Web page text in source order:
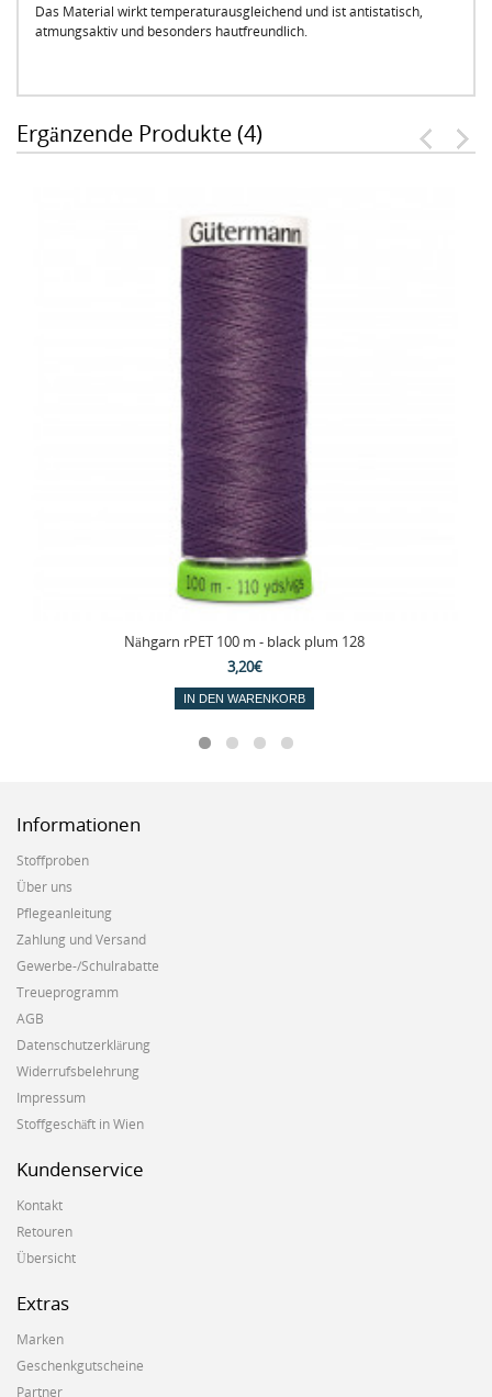
Das Material wirkt temperaturausgleichend und ist antistatisch,
atmungsaktiv und besonders hautfreundlich.
Ergänzende Produkte (4)
Nähgarn rPET 100 m - black plum 128
3,20€
IN DEN WARENKORB
Informationen
Stoffproben
Über uns
Pflegeanleitung
Zahlung und Versand
Gewerbe-/Schulrabatte
Treueprogramm
AGB
Datenschutzerklärung
Widerrufsbelehrung
Impressum
Stoffgeschäft in Wien
Kundenservice
Kontakt
Retouren
Übersicht
Extras
Marken
Geschenkgutscheine
Partner